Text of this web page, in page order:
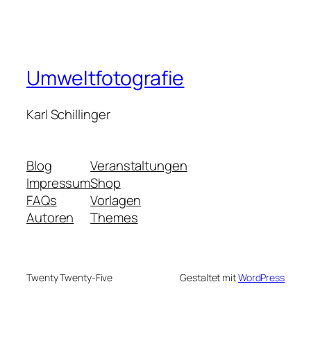
Umweltfotografie
Karl Schillinger
Blog
Impressum
FAQs
Autoren
Veranstaltungen
Shop
Vorlagen
Themes
Twenty Twenty-Five Gestaltet mitWordPress